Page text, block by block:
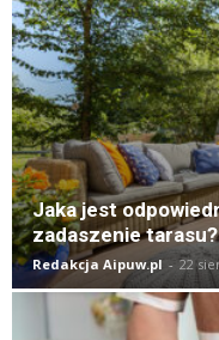
Jaka jest
zadaszenie tarasu?
Redakcja Aipuw.pl - 22